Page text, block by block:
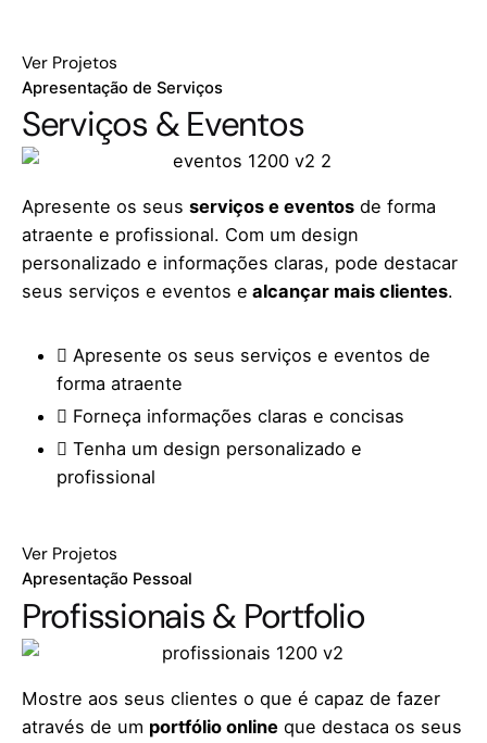
Ver Projetos
Apresente os seus serviços e eventos de forma
atraente e profissional. Com um design
personalizado e informações claras, pode destacar
seus serviços e eventos e alcançar mais clientes.
Apresente os seus serviços e eventos de
forma atraente
Forneça informações claras e concisas
Tenha um design personalizado e
profissional
Ver Projetos
Apresentação de Serviços
Serviços & Eventos
Apresentação Pessoal
Profissionais & Portfolio
Mostre aos seus clientes o que é capaz de fazer
através de um portfólio online que destaca os seus